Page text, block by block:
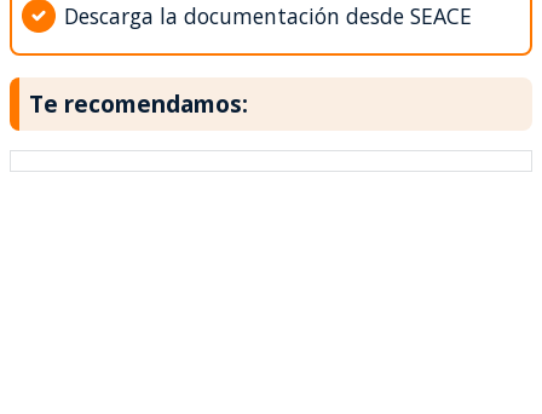
Descarga la documentación desde SEACE
Te recomendamos: